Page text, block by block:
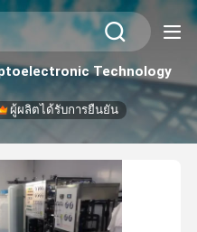
Technology
ผู้ผลิตได้รับการยืนยัน